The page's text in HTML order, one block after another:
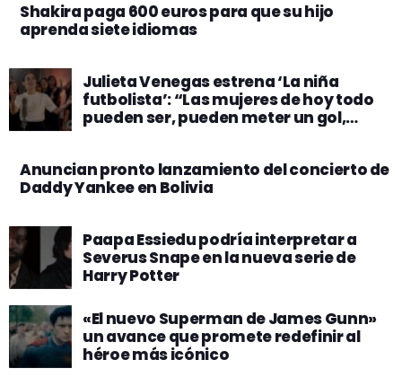
Shakira paga 600 euros para que su hijo
aprenda siete idiomas
Julieta Venegas estrena ‘La niña
futbolista’: “Las mujeres de hoy todo
pueden ser, pueden meter un gol,
Anuncian pronto lanzamiento del concierto de
Daddy Yankee en Bolivia
Paapa Essiedu podría interpretar a
Severus Snape en la nueva serie de
Harry Potter
«El nuevo Superman de James Gunn»
un avance que promete redefinir al
héroe más icónico